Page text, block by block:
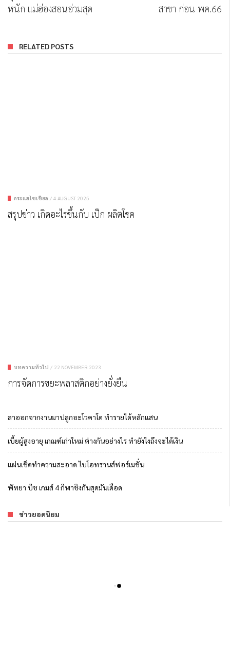
หนัก แม่ฮ่องสอนอ่วมสุด
สาขา ก่อน พค.66
RELATED POSTS
กระแสโซเชียล / 4 AUGUST 2025
สรุปข่าว เกิดอะไรขึ้นกับ เป๊ก ผลิตโชค
บทความทั่วไป / 22 NOVEMBER 2023
การจัดการขยะพลาสติกอย่างยั่งยืน
ลาออกจากงานมาปลูกอะโวคาโด ทำรายได้หลักแสน
เบี้ยผู้สูงอายุ เกณฑ์เก่าใหม่ ต่างกันอย่างไร ทำยังไงถึงจะได้เงิน
แผ่นเช็ดทำความสะอาด ไบโอทรานส์ฟอร์เมชั่น
พัทยา บีช เกมส์ 4 กีฬาชิงกันสุดมันเดือด
ข่าวยอดนิยม